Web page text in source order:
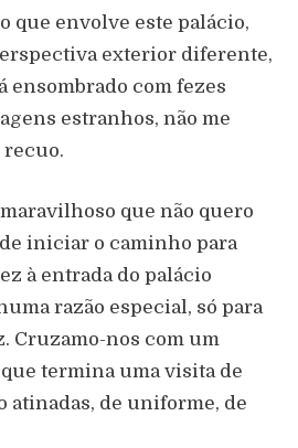
que envolve este palácio,
exterior diferente,
ensombrado com fezes
estranhos, não me
maravilhoso que não quero
de iniciar o caminho para
à entrada do palácio
razão especial, só para
Cruzamo-nos com um
termina uma visita de
atinadas, de uniforme, de